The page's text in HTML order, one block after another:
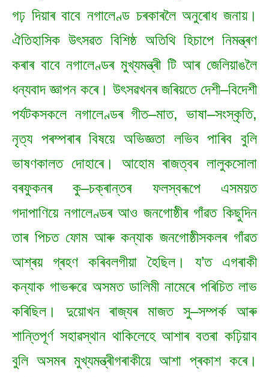
গঢ় দিয়াৰ বাবে নগালেণ্ড চৰকাৰলৈ অনুৰোধ জনায়।
ঐতিহাসিক উৎসৱত বিশিষ্ঠ অতিথি হিচাপে নিমন্ত্ৰণ
কৰাৰ বাবে নগালেণ্ডৰ মুখ্যমন্ত্ৰী টি আৰ জেলিয়াঙলৈ
ধন্যবাদ জ্ঞাপন কৰে। উৎসৱখনৰ জৰিয়তে দেশী–বিদেশী
পৰ্যটকসকলে নগালেণ্ডৰ গীত–মাত, ভাষা–সংস্কৃতি,
নৃত্য পৰম্পৰাৰ বিষয়ে অভিজ্ঞতা লভিব পাৰিব বুলি
ভাষণকালত দোহাৰে। আহোম ৰাজত্বৰ লালুকসোলা
বৰফুকনৰ কু–চক্ৰান্তৰ ফলস্বৰূপে এসময়ত
গদাপাণিয়ে নগালেণ্ডৰ আও জনগোষ্ঠীৰ গাঁৱত কিছুদিন
তাৰ পিচত ফোম আৰু কন্যাক জনগোষ্ঠীসকলৰ গাঁৱত
আশ্ৰয় গ্ৰহণ কৰিবলগীয়া হৈছিল। য’ত এগৰাকী
কন্যাক গাভৰুৱে অসমত ডালিমী নামেৰে পৰিচিত লাভ
কৰিছিল। দুয়োখন ৰাজ্যৰ মাজত সু–সম্পৰ্ক আৰু
শান্তিপূৰ্ণ সহাৱস্থান থাকিলেহে আশাৰ বতৰা কঢ়িয়াব
বুলি অসমৰ মুখ্যমন্ত্ৰীগৰাকীয়ে আশা প্ৰকাশ কৰে।